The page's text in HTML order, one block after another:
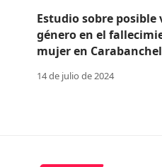
Estudio sobre posible
género en el
mujer en
14 de julio de 2024